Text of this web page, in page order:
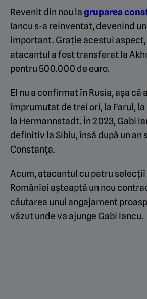
Revenit din nou lagruparea
Iancu s-a reinventat, devenind
important. Grație acestui aspect,
atacantul a fost transferat la
pentru 500.000 de euro.
El nu a confirmat în Rusia, așa că
împrumutat de trei ori, la Farul, la
la Hermannstadt. În 2023, Gabi
definitiv la Sibiu, însă după un an
Constanța.
Acum, atacantul cu patru
României așteaptă un nou
căutarea unui angajament
văzut unde va ajunge Gabi Iancu.